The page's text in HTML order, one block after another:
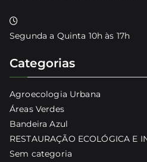
Segunda a Quinta 10h às 17h
Categorias
Agroecologia Urbana
Áreas Verdes
Bandeira Azul
RESTAURAÇÃO ECOLÓGICA E
Sem categoria